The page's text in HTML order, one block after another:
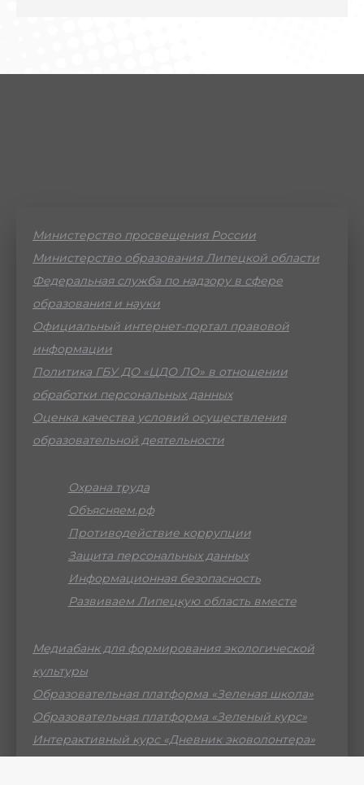
Министерство просвещения России
Министерство образования Липецкой области
Федеральная служба по надзору в сфере
образования и науки
Официальный интернет-портал правовой
информации
Политика ГБУ ДО «ЦДО ЛО» в отношении
обработки персональных данных
Оценка качества условий осуществления
образовательной деятельности
Охрана труда
Объясняем.рф
Противодействие коррупции
Защита персональных данных
Информационная безопасность
Развиваем Липецкую область вместе
Медиабанк для формирования экологической
культуры
Образовательная платформа «Зеленая школа»
Образовательная платформа «Зеленый курс»
Интерактивный курс «Дневник эковолонтера»